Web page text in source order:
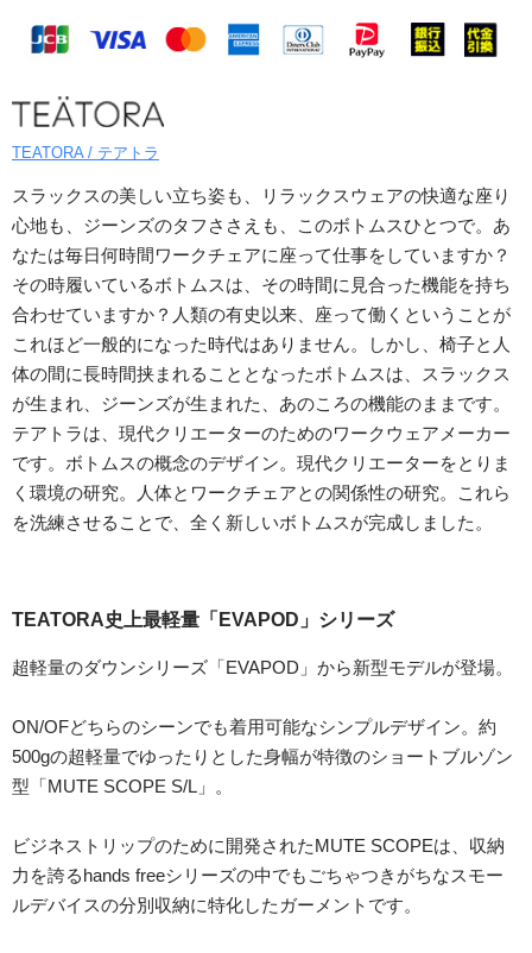
TEATORA / テアトラ
スラックスの美しい立ち姿も、リラックスウェアの快適な座り
心地も、ジーンズのタフささえも、このボトムスひとつで。あ
なたは毎日何時間ワークチェアに座って仕事をしていますか？
その時履いているボトムスは、その時間に見合った機能を持ち
合わせていますか？人類の有史以来、座って働くということが
これほど一般的になった時代はありません。しかし、椅子と人
体の間に長時間挟まれることとなったボトムスは、スラックス
が生まれ、ジーンズが生まれた、あのころの機能のままです。
テアトラは、現代クリエーターのためのワークウェアメーカー
です。ボトムスの概念のデザイン。現代クリエーターをとりま
く環境の研究。人体とワークチェアとの関係性の研究。これら
を洗練させることで、全く新しいボトムスが完成しました。
TEATORA史上最軽量「EVAPOD」シリーズ
超軽量のダウンシリーズ「EVAPOD」から新型モデルが登場。
ON/OFどちらのシーンでも着用可能なシンプルデザイン。約
500gの超軽量でゆったりとした身幅が特徴のショートブルゾン
型「MUTE SCOPE S/L」。
ビジネストリップのために開発されたMUTE SCOPEは、収納
力を誇るhands freeシリーズの中でもごちゃつきがちなスモー
ルデバイスの分別収納に特化したガーメントです。